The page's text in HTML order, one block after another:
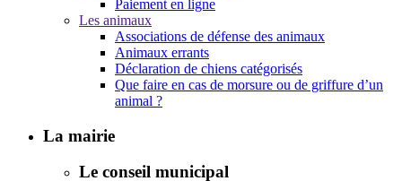
Paiement en ligne
Les animaux
Associations de défense des animaux
Animaux errants
Déclaration de chiens catégorisés
Que faire en cas de morsure ou de griffure d’un
animal ?
La mairie
Le conseil municipal